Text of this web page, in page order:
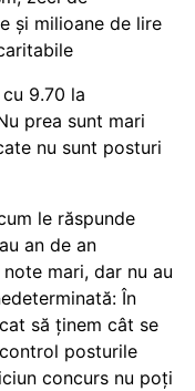
și milioane de lire
9.70 la
prea sunt mari
nu sunt posturi
le răspunde
an de an
mari, dar nu au
În
să ținem cât se
posturile
concurs nu poți